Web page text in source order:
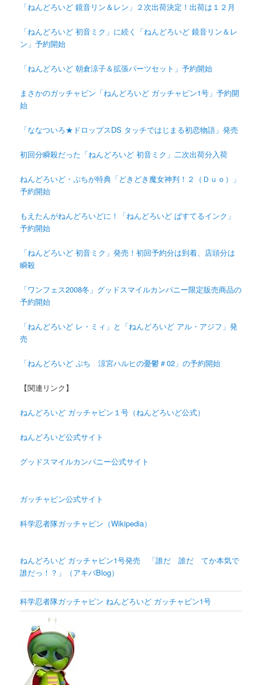
「ねんどろいど 鏡音リン＆レン」２次出荷決定！出荷は１２月
「ねんどろいど 初音ミク」に続く「ねんどろいど 鏡音リン＆レ
ン」予約開始
「ねんどろいど 朝倉涼子＆拡張パーツセット」予約開始
まさかのガッチャピン「ねんどろいど ガッチャピン1号」予約開
始
「ななついろ★ドロップスDS タッチではじまる初恋物語」発売
初回分瞬殺だった「ねんどろいど 初音ミク」二次出荷分入荷
ねんどろいど・ぷちが特典「どきどき魔女神判！２（Ｄｕｏ）」
予約開始
もえたんがねんどろいどに！「ねんどろいど ぱすてるインク」
予約開始
「ねんどろいど 初音ミク」発売！初回予約分は到着、店頭分は
瞬殺
「ワンフェス2008冬」グッドスマイルカンパニー限定販売商品の
予約開始
「ねんどろいど レ・ミィ」と「ねんどろいど アル・アジフ」発
売
「ねんどろいど ぷち 涼宮ハルヒの憂鬱＃02」の予約開始
【関連リンク】
ねんどろいど ガッチャピン１号（ねんどろいど公式）
ねんどろいど公式サイト
グッドスマイルカンパニー公式サイト
ガッチャピン公式サイト
科学忍者隊ガッチャピン（Wikipedia）
ねんどろいど ガッチャピン1号発売 「誰だ 誰だ てか本気で
誰だっ！？」（アキバBlog）
科学忍者隊ガッチャピン ねんどろいど ガッチャピン1号